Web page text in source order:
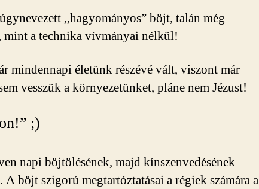
,,hagyományos” böjt, talán még
a technika vívmányai nélkül!
mindennapi életünk részévé vált, viszont már
vesszük a környezetünket, pláne nem Jézust!
;)
napi böjtölésének, majd kínszenvedésének
böjt szigorú megtartóztatásai a régiek számára a